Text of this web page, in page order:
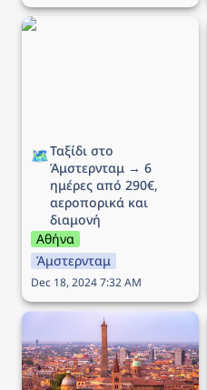
Ταξίδι στο Άμστερνταμ →
🗺️Ταξίδι στο
Άμστερνταμ → 6
ημέρες από 290€,
αεροπορικά και
διαμονή
Αθήνα
Άμστερνταμ
Dec 18, 2024 7:32 AM
Ταξίδι στην Μπολόνια →
5 ημέρες από 212€,
αεροπορικά και διαμονή